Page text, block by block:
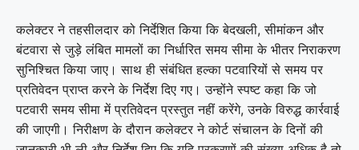
कलेक्टर ने तहसीलदार को निर्देशित किया कि बेदखली, सीमांकन और
बंटवारा से जुड़े लंबित मामलों का निर्धारित समय सीमा के भीतर निराकरण
सुनिश्चित किया जाए। साथ ही संबंधित हल्का पटवारियों से समय पर
प्रतिवेदन प्राप्त करने के निर्देश दिए गए। उन्होंने स्पष्ट कहा कि जो
पटवारी समय सीमा में प्रतिवेदन प्रस्तुत नहीं करेंगे, उनके विरुद्ध कार्रवाई
की जाएगी। निरीक्षण के दौरान कलेक्टर ने कोर्ट संचालन के दिनों की